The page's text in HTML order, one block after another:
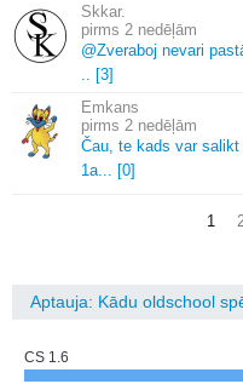
Skkar.
2 nedēļām
@Zveraboj nevari
[3]
Emkans
2 nedēļām
Čau, te kads var salikt
1a.
[0]
1
Aptauja: Kādu oldschool
CS 1.6